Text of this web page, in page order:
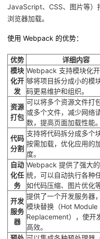
JavaScript、CSS、图片等）
浏览器加载。
使用 Webpack 的优势：
优势
详细内容
模块
化开
发
Webpack 支持模块化
够将项目拆分成小的模
码更易维护和组织。
资源
打包
可以将多个资源文件打
或多个文件，减少网络
数，提高页面加载性能。
代码
分割
支持将代码拆分成多个
按需加载，优化应用的
度。
自动
化任
务
Webpack 提供了强大
统，可以自动执行各种
如代码压缩、图片优化等
开发
服务
器
提供了一个开发服务器
模块替换（Hot Module
Replacement），使开
高效。